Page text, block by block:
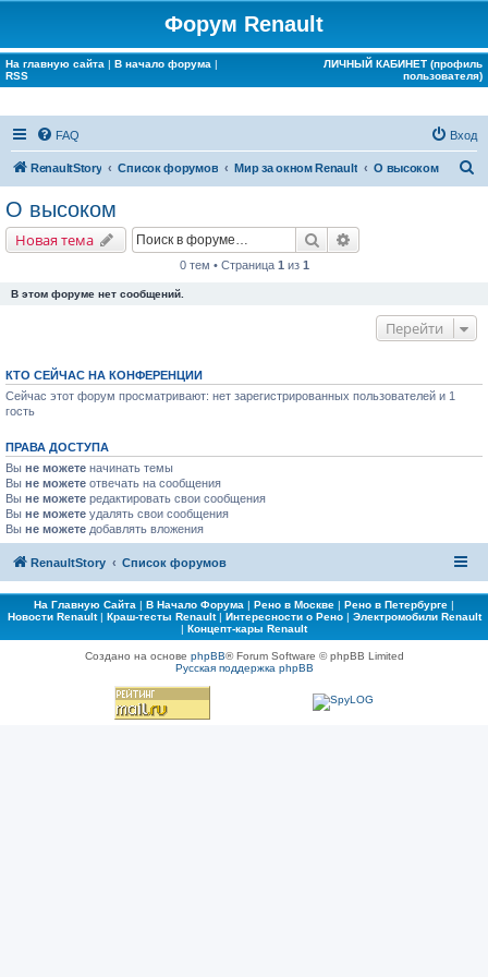
Форум Renault
На главную сайта | В начало форума |
RSS
ЛИЧНЫЙ КАБИНЕТ (профиль
пользователя)
FAQ Вход
RenaultStory Список форумов Мир за окном Renault О высоком
О высоком
Новая тема Поиск
0 тем • Страница 1 из 1
В этом форуме нет сообщений.
Перейти
КТО СЕЙЧАС НА КОНФЕРЕНЦИИ
Сейчас этот форум просматривают: нет зарегистрированных пользователей и 1
гость
ПРАВА ДОСТУПА
Вы не можете начинать темы
Вы не можете отвечать на сообщения
Вы не можете редактировать свои сообщения
Вы не можете удалять свои сообщения
Вы не можете добавлять вложения
RenaultStory Список форумов
На Главную Сайта | В Начало Форума | Рено в Москве | Рено в Петербурге |
Новости Renault| Краш-тесты Renault| Интересности о Рено| Электромобили Renault
| Концепт-кары Renault
Создано на основе phpBB® Forum Software © phpBB Limited
Русская поддержка phpBB